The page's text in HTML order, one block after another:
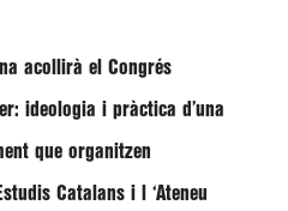
acollirà el Congrés
ideologia i pràctica d’una
que organitzen
Catalans i l ‘Ateneu